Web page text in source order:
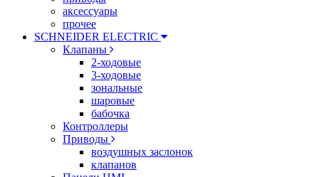
аксессуары
прочее
SCHNEIDER ELECTRIC
Клапаны
2-ходовые
3-ходовые
зональные
шаровые
бабочка
Контроллеры
Приводы
воздушных заслонок
клапанов